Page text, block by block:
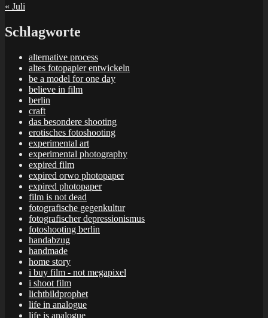
« Juli
Schlagworte
alternative process
altes fotopapier entwickeln
be a model for one day
believe in film
berlin
craft
das besondere shooting
erotisches fotoshooting
experimental art
experimental photography
expired film
expired orwo photopaper
expired photopaper
film is not dead
fotografische gegenkultur
fotografischer depressionismus
fotoshooting berlin
handabzug
handmade
home story
i buy film - not megapixel
i shoot film
lichtbildprophet
life in analogue
life is analogue